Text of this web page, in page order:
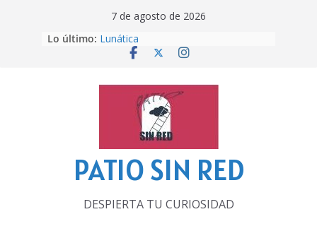
7 de agosto de 2026
Lo último: Lunática
Pero, hasta entonces…
‘La broma infinita’ de recomendar
lecturas veraniegas
Otra del Mundial
PATIO SIN RED
DESPIERTA TU CURIOSIDAD